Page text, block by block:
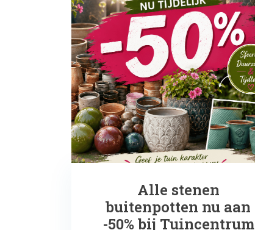
Alle stenen
buitenpotten nu aan
-50% bij Tuincentrum